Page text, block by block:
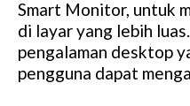
Smart Monitor, untuk
di layar yang lebih
pengalaman desktop
pengguna dapat